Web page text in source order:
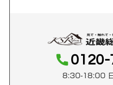
8:30-18:00 日